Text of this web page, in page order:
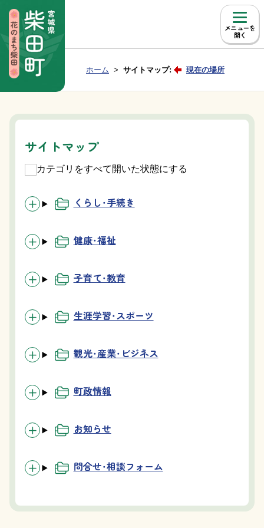
メニュー
Group NAV 現在位置：
ホーム サイトマップ: 現在の場所
サイトマップ
カテゴリをすべて開いた状態にする
くらし・手続き
健康・福祉
子育て・教育
生涯学習・スポーツ
観光・産業・ビジネス
町政情報
お知らせ
問合せ・相談フォーム